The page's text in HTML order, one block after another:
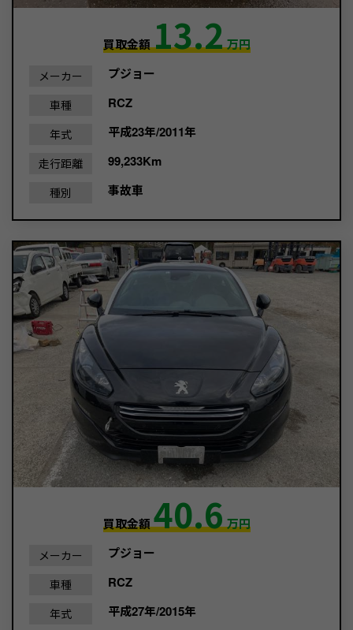
買取金額13.2万円
メーカー プジョー
車種 RCZ
年式 平成23年/2011年
走行距離 99,233Km
種別 事故車
買取金額40.6万円
メーカー プジョー
車種 RCZ
年式 平成27年/2015年